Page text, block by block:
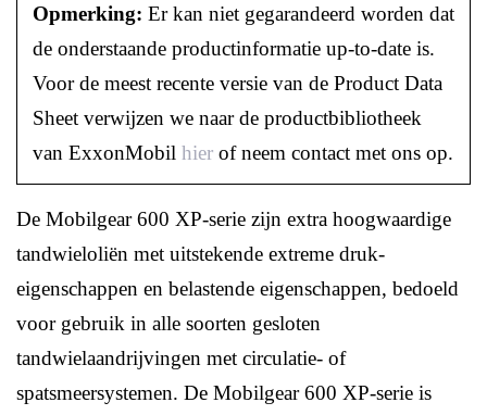
Opmerking: Er kan niet gegarandeerd worden dat
de onderstaande productinformatie up-to-date is.
Voor de meest recente versie van de Product Data
Sheet verwijzen we naar de productbibliotheek
van ExxonMobil hier of neem contact met ons op.
De Mobilgear 600 XP-serie zijn extra hoogwaardige
tandwieloliën met uitstekende extreme druk-
eigenschappen en belastende eigenschappen, bedoeld
voor gebruik in alle soorten gesloten
tandwielaandrijvingen met circulatie- of
spatsmeersystemen. De Mobilgear 600 XP-serie is